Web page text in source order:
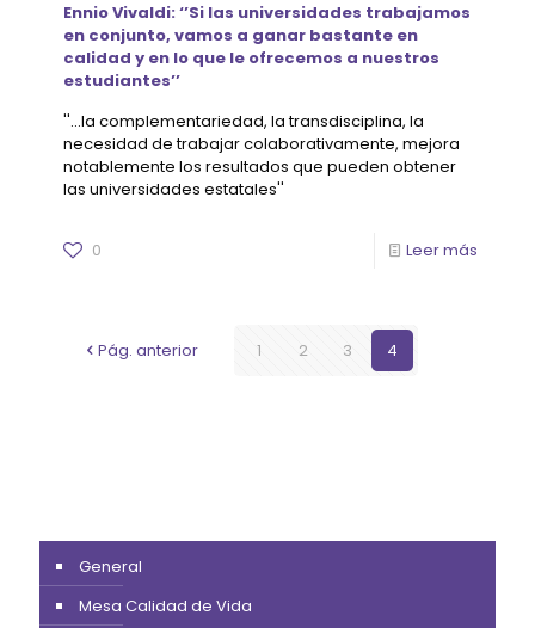
Ennio Vivaldi: ‘’Si las universidades trabajamos
en conjunto, vamos a ganar bastante en
calidad y en lo que le ofrecemos a nuestros
estudiantes’’
''...la complementariedad, la transdisciplina, la
necesidad de trabajar colaborativamente, mejora
notablemente los resultados que pueden obtener
las universidades estatales''
0 Leer más
Pág. anterior 1 2 3 4
General
Mesa Calidad de Vida